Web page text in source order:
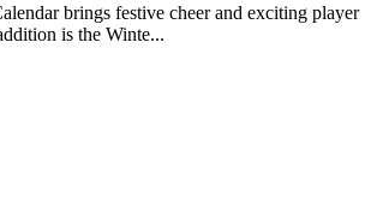
brings festive cheer and exciting player
is the Winte...